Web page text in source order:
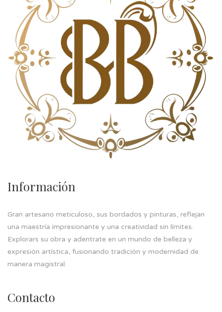
Información
Gran artesano meticuloso, sus bordados y pinturas, reflejan
una maestría impresionante y una creatividad sin límites.
Explorars su obra y adentrate en un mundo de belleza y
expresión artística, fusionando tradición y modernidad de
manera magistral.
Contacto